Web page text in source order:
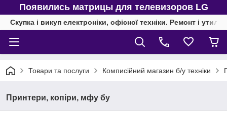
Появились матрицы для телевизоров LG
Скупка і викуп електроніки, офісної техніки. Ремонт і
Товари та послуги Комписійний магазин б/у техніки
Принтери, копіри, мфу бу